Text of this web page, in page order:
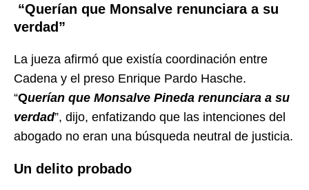
“Querían que Monsalve renunciara a su
verdad”
La jueza afirmó que existía coordinación entre
Cadena y el preso Enrique Pardo Hasche.
“Querían que Monsalve Pineda renunciara a su
verdad”, dijo, enfatizando que las intenciones del
abogado no eran una búsqueda neutral de justicia.
Un delito probado